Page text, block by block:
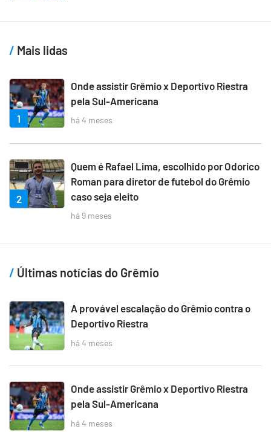
Mais lidas
1
Onde assistir Grêmio x Deportivo Riestra
pela Sul-Americana
há 4 meses
2
Quem é Rafael Lima, escolhido por Odorico
Roman para diretor de futebol do Grêmio
caso seja eleito
há 9 meses
Últimas notícias do Grêmio
A provável escalação do Grêmio contra o
Deportivo Riestra
há 4 meses
Onde assistir Grêmio x Deportivo Riestra
pela Sul-Americana
há 4 meses